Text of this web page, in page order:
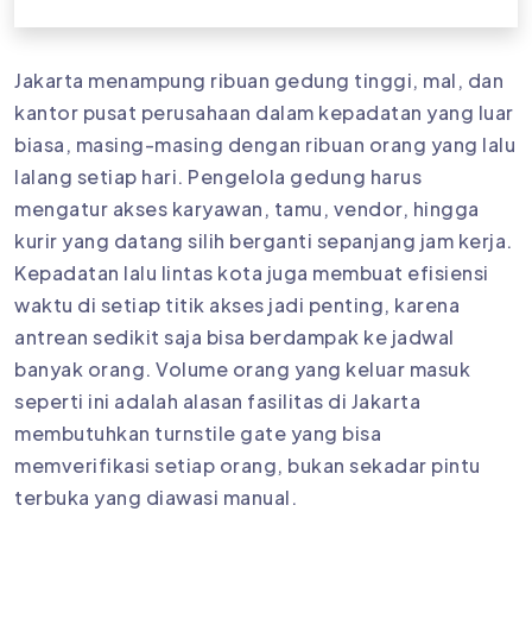
Jakarta menampung ribuan gedung tinggi, mal, dan
kantor pusat perusahaan dalam kepadatan yang luar
biasa, masing-masing dengan ribuan orang yang lalu
lalang setiap hari. Pengelola gedung harus
mengatur akses karyawan, tamu, vendor, hingga
kurir yang datang silih berganti sepanjang jam kerja.
Kepadatan lalu lintas kota juga membuat efisiensi
waktu di setiap titik akses jadi penting, karena
antrean sedikit saja bisa berdampak ke jadwal
banyak orang. Volume orang yang keluar masuk
seperti ini adalah alasan fasilitas di Jakarta
membutuhkan turnstile gate yang bisa
memverifikasi setiap orang, bukan sekadar pintu
terbuka yang diawasi manual.